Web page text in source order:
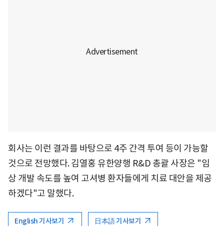
회사는 이런 결과를 바탕으로 4주 간격 투여 등이 가능할
것으로 전망했다. 김열홍 유한양행 R&D 총괄 사장은 "임
상 개발 속도를 높여 고셔병 환자들에게 치료 대안을 제공
하겠다"고 말했다.
English 기사보기 日本語 기사보기